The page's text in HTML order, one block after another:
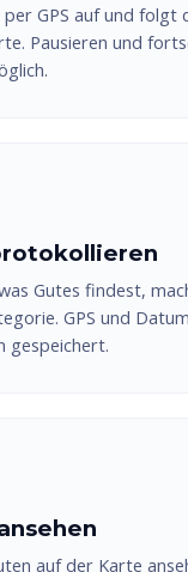
per GPS auf und folgt
Pausieren und
Gutes findest,
GPS und
gespeichert.
auf der Karte